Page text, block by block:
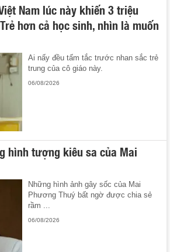
Nam lúc này khiến 3 triệu
hơn cả học sinh, nhìn là muốn
Ai nấy đều tấm tắc trước nhan sắc trẻ
trung của cô giáo này.
06/08/2026
hình tượng kiêu sa của Mai
Những hình ảnh gây sốc của Mai
Phương Thuý bất ngờ được chia sẻ
rầm ...
06/08/2026